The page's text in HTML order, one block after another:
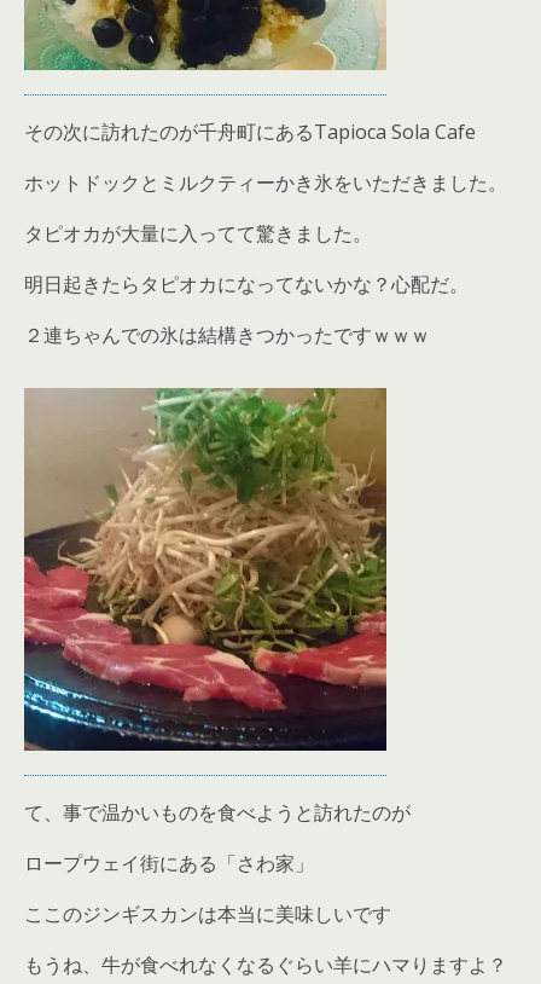
その次に訪れたのが千舟町にあるTapioca Sola Cafe
ホットドックとミルクティーかき氷をいただきました。
タピオカが大量に入ってて驚きました。
明日起きたらタピオカになってないかな？心配だ。
２連ちゃんでの氷は結構きつかったですｗｗｗ
て、事で温かいものを食べようと訪れたのが
ロープウェイ街にある「さわ家」
ここのジンギスカンは本当に美味しいです
もうね、牛が食べれなくなるぐらい羊にハマりますよ？